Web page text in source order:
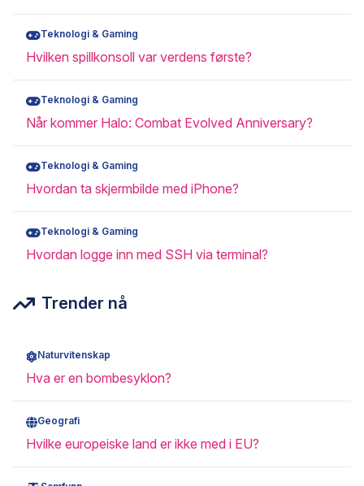
Teknologi & Gaming
Hvilken spillkonsoll var verdens første?
Teknologi & Gaming
Når kommer Halo: Combat Evolved Anniversary?
Teknologi & Gaming
Hvordan ta skjermbilde med iPhone?
Teknologi & Gaming
Hvordan logge inn med SSH via terminal?
Trender nå
Naturvitenskap
Hva er en bombesyklon?
Geografi
Hvilke europeiske land er ikke med i EU?